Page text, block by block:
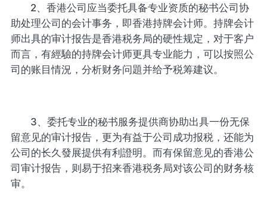
2、香港公司应当委托具备专业资质的秘书公司协
助处理公司的会计事务，即香港持牌会计师。持牌会计
师出具的审计报告是香港税务局的硬性规定，对于客户
而言，有經驗的持牌会计师更具专业能力，可以按照公
司的账目情況，分析财务问題并给予税筹建议。
3、委托专业的秘书服务提供商协助出具一份无保
留意见的审计报告，更为有益于公司成功报税，还能为
公司的长久發展提供有利證明。而有保留意见的香港公
司审计报告，则易于招来香港税务局对该公司的财务核
审。